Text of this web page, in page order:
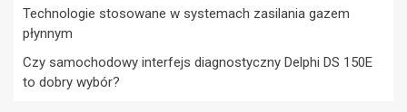
Technologie stosowane w systemach zasilania gazem
płynnym
Czy samochodowy interfejs diagnostyczny Delphi DS 150E
to dobry wybór?